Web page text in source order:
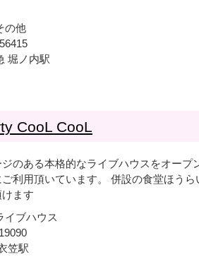
の他
堀ノ内駅
CooL CooL
のある本格的なライブハウスをオープ
利用頂いています。 併設の食堂ほう
ます
イブハウス
笠駅